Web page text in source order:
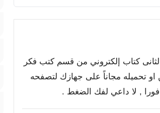
كتاب إلكتروني من قسم كتب فكر
او تحميله مجاناً على جهازك لتصفحه